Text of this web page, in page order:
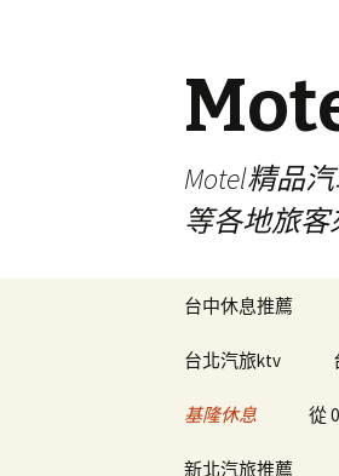
Motel精品
等各地旅
台中休息推薦
台北汽旅ktv
基隆休息 從
新北汽旅推薦